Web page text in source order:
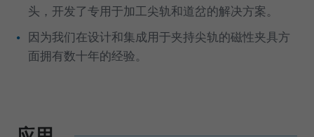
头，开发了专用于加工尖轨和道岔的解决方案。
因为我们在设计和集成用于夹持尖轨的磁性夹具方
面拥有数十年的经验。